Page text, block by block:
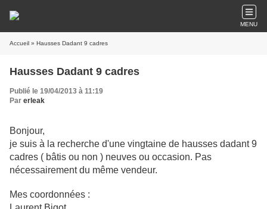
MENU
Accueil » Hausses Dadant 9 cadres
Hausses Dadant 9 cadres
Publié le 19/04/2013 à 11:19
Par erleak
Bonjour,
je suis à la recherche d'une vingtaine de hausses dadant 9
cadres ( bâtis ou non ) neuves ou occasion. Pas
nécessairement du même vendeur.
Mes coordonnées :